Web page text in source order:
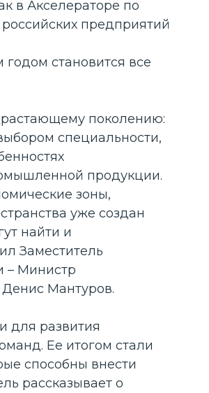
в Акселераторе по
предприятий
становится все
поколению:
специальности,
продукции.
зоны,
уже создан
найти и
Заместитель
– Министр
Мантуров.
для развития
Ее итогом стали
способны внести
рассказывает о